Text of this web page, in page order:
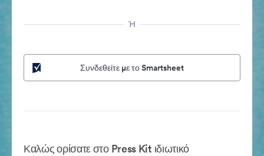
Ή
Συνδεθείτε με το Smartsheet
Καλώς ορίσατε στο Press Kit ιδιωτικό